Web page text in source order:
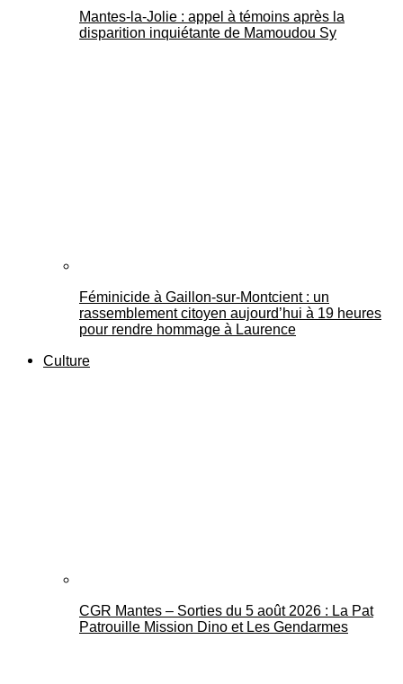
Mantes-la-Jolie : appel à témoins après la
disparition inquiétante de Mamoudou Sy
Féminicide à Gaillon‑sur‑Montcient : un
rassemblement citoyen aujourd’hui à 19 heures
pour rendre hommage à Laurence
Culture
CGR Mantes – Sorties du 5 août 2026 : La Pat
Patrouille Mission Dino et Les Gendarmes